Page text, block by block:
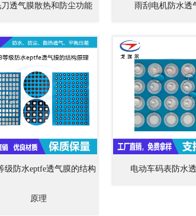
刀透气膜散热和防尘功能 雨刮电机防水透
级防水eptfe透气膜的结构
原理
电动车码表防水